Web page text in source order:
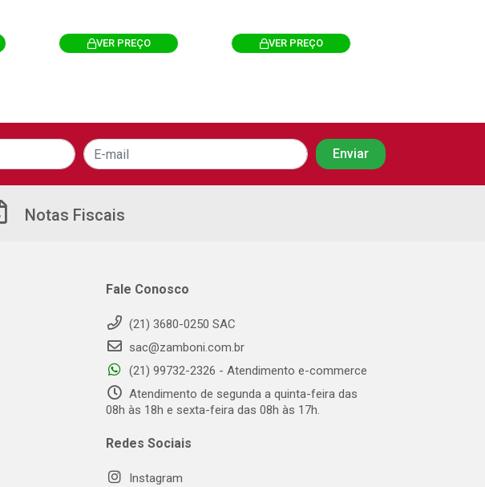
VER PREÇO VER PREÇO
Notas Fiscais
Fale Conosco
(21) 3680-0250 SAC
sac@zamboni.com.br
(21) 99732-2326 - Atendimento e-commerce
Atendimento de segunda a quinta-feira das
08h às 18h e sexta-feira das 08h às 17h.
Redes Sociais
Instagram